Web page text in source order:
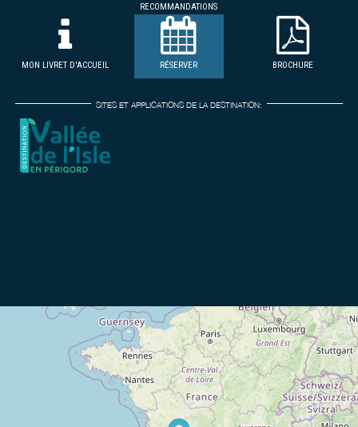
RECOMMANDATIONS
MON LIVRET D'ACCUEIL RÉSERVER BROCHURE
SITES ET APPLICATIONS DE LA DESTINATION: